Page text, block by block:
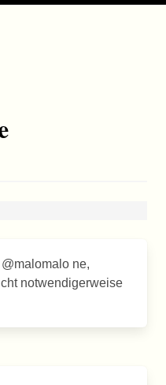
ne,
notwendigerweise